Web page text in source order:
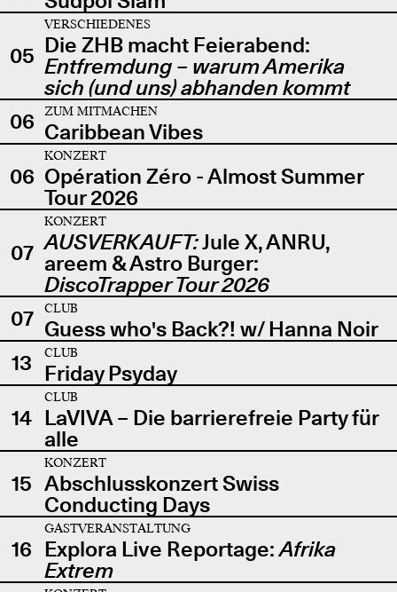
05
VERSCHIEDENES
Die ZHB macht Feierabend:
Entfremdung – warum Amerika
sich (und uns) abhanden kommt
06
ZUM MITMACHEN
Caribbean Vibes
06
KONZERT
Opération Zéro - Almost Summer
Tour 2026
07
KONZERT
AUSVERKAUFT:Jule X, ANRU,
areem & Astro Burger:
DiscoTrapper Tour 2026
07
CLUB
Guess who's Back?! w/ Hanna Noir
13
CLUB
Friday Psyday
14
CLUB
LaVIVA – Die barrierefreie Party für
alle
15
KONZERT
Abschlusskonzert Swiss
Conducting Days
16
GASTVERANSTALTUNG
Explora Live Reportage:Afrika
Extrem